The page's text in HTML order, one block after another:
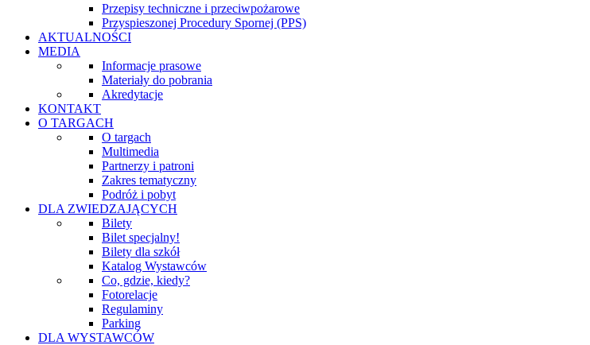
Przepisy techniczne i przeciwpożarowe
Przyspieszonej Procedury Spornej (PPS)
AKTUALNOŚCI
MEDIA
Informacje prasowe
Materiały do pobrania
Akredytacje
KONTAKT
O TARGACH
O targach
Multimedia
Partnerzy i patroni
Zakres tematyczny
Podróż i pobyt
DLA ZWIEDZAJĄCYCH
Bilety
Bilet specjalny!
Bilety dla szkół
Katalog Wystawców
Co, gdzie, kiedy?
Fotorelacje
Regulaminy
Parking
DLA WYSTAWCÓW